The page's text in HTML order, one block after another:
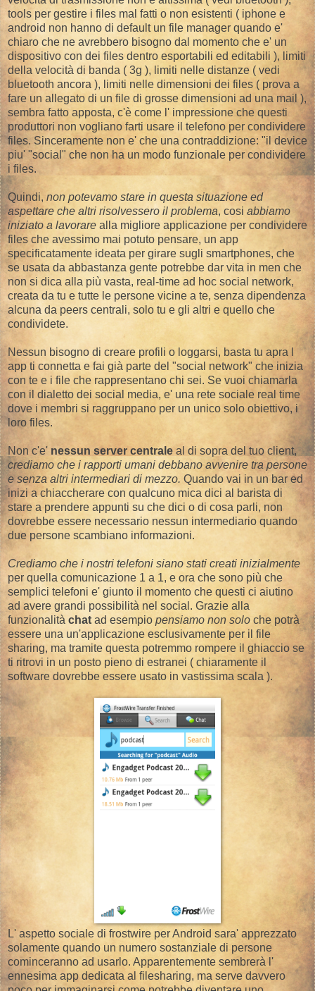
tools per gestire i files mal fatti o non esistenti ( iphone e
android non hanno di default un file manager quando e'
chiaro che ne avrebbero bisogno dal momento che e' un
dispositivo con dei files dentro esportabili ed editabili ), limiti
della velocità di banda ( 3g ), limiti nelle distanze ( vedi
bluetooth ancora ), limiti nelle dimensioni dei files ( prova a
fare un allegato di un file di grosse dimensioni ad una mail ),
sembra fatto apposta, c'è come l' impressione che questi
produttori non vogliano farti usare il telefono per condividere
files. Sinceramente non e' che una contraddizione: "il device
piu' "social" che non ha un modo funzionale per condividere
i files.
Quindi, non potevamo stare in questa situazione ed
aspettare che altri risolvessero il problema, cosi abbiamo
iniziato a lavorare alla migliore applicazione per condividere
files che avessimo mai potuto pensare, un app
specificatamente ideata per girare sugli smartphones, che
se usata da abbastanza gente potrebbe dar vita in men che
non si dica alla più vasta, real-time ad hoc social network,
creata da tu e tutte le persone vicine a te, senza dipendenza
alcuna da peers centrali, solo tu e gli altri e quello che
condividete.
Nessun bisogno di creare profili o loggarsi, basta tu apra l
app ti connetta e fai già parte del "social network" che inizia
con te e i file che rappresentano chi sei. Se vuoi chiamarla
con il dialetto dei social media, e' una rete sociale real time
dove i membri si raggruppano per un unico solo obiettivo, i
loro files.
Non c'e' nessun server centrale al di sopra del tuo client,
crediamo che i rapporti umani debbano avvenire tra persone
e senza altri intermediari di mezzo. Quando vai in un bar ed
inizi a chiaccherare con qualcuno mica dici al barista di
stare a prendere appunti su che dici o di cosa parli, non
dovrebbe essere necessario nessun intermediario quando
due persone scambiano informazioni.
Crediamo che i nostri telefoni siano stati creati inizialmente
per quella comunicazione 1 a 1, e ora che sono più che
semplici telefoni e' giunto il momento che questi ci aiutino
ad avere grandi possibilità nel social. Grazie alla
funzionalità chat ad esempio pensiamo non solo che potrà
essere una un'applicazione esclusivamente per il file
sharing, ma tramite questa potremmo rompere il ghiaccio se
ti ritrovi in un posto pieno di estranei ( chiaramente il
software dovrebbe essere usato in vastissima scala ).
L' aspetto sociale di frostwire per Android sara' apprezzato
solamente quando un numero sostanziale di persone
cominceranno ad usarlo. Apparentemente sembrerà l'
ennesima app dedicata al filesharing, ma serve davvero